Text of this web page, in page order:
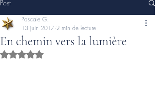
Post
En chemin vers la lumière
Pascale G.
13 juin 2017 2 min de lecture
Noté NaN étoiles sur 5.